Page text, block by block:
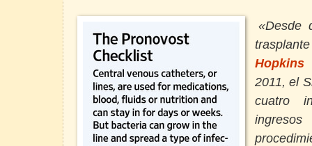
«Desde
2011, el
cuatro